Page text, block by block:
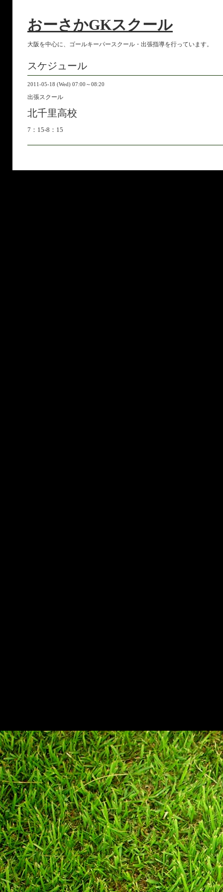
おーさかGKスクール
大阪を中心に、ゴールキーパースクール・出張指導を行っています。
スケジュール
2011-05-18 (Wed) 07:00～08:20
出張スクール
北千里高校
7：15-8：15